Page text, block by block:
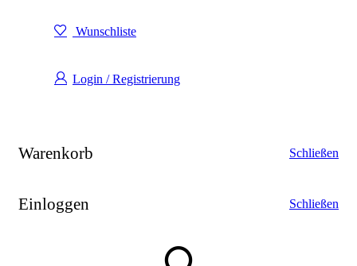
Wunschliste
Login / Registrierung
Warenkorb Schließen
Einloggen Schließen